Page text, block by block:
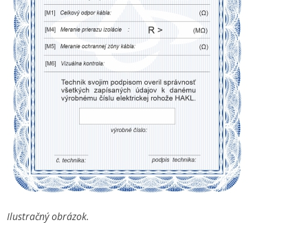
Ilustračný obrázok.